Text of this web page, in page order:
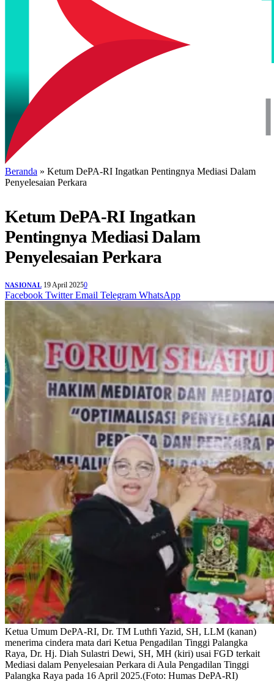
Beranda » Ketum DePA-RI Ingatkan Pentingnya Mediasi Dalam
Penyelesaian Perkara
Ketum DePA-RI Ingatkan
Pentingnya Mediasi Dalam
Penyelesaian Perkara
NASIONAL 19 April 20250
Facebook Twitter Email Telegram WhatsApp
Ketua Umum DePA-RI, Dr. TM Luthfi Yazid, SH, LLM (kanan)
menerima cindera mata dari Ketua Pengadilan Tinggi Palangka
Raya, Dr. Hj. Diah Sulastri Dewi, SH, MH (kiri) usai FGD terkait
Mediasi dalam Penyelesaian Perkara di Aula Pengadilan Tinggi
Palangka Raya pada 16 April 2025.(Foto: Humas DePA-RI)